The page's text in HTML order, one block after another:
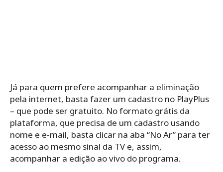
Já para quem prefere acompanhar a eliminação
pela internet, basta fazer um cadastro no PlayPlus
– que pode ser gratuito. No formato grátis da
plataforma, que precisa de um cadastro usando
nome e e-mail, basta clicar na aba “No Ar” para ter
acesso ao mesmo sinal da TV e, assim,
acompanhar a edição ao vivo do programa.